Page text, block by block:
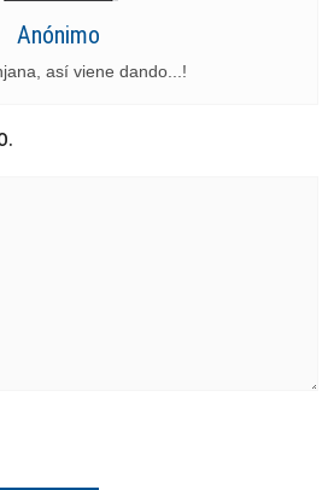
Anónimo
así viene dando...!